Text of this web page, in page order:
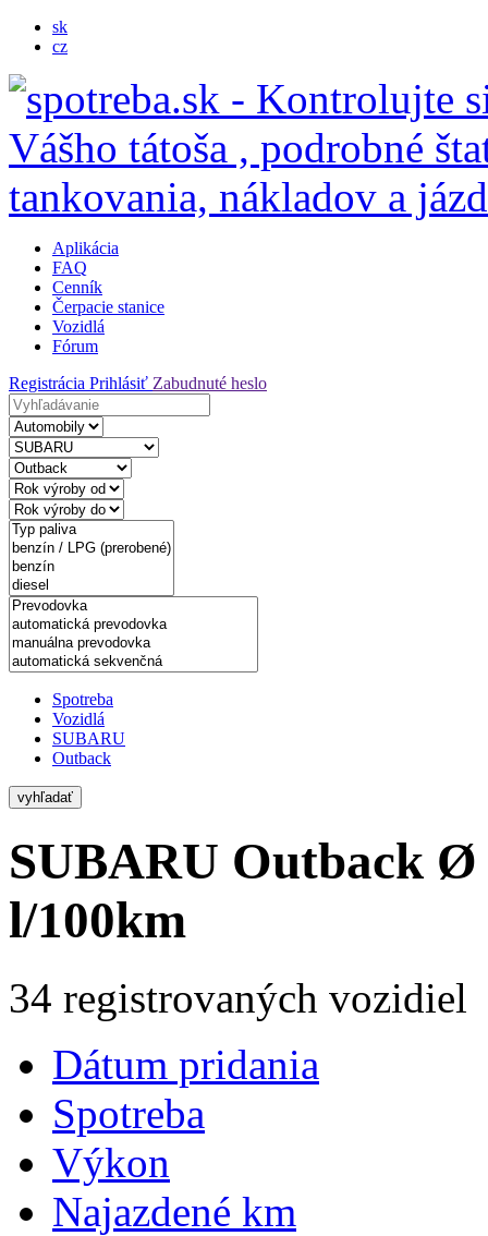
sk
cz
Aplikácia
FAQ
Cenník
Čerpacie stanice
Vozidlá
Fórum
Registrácia Prihlásiť Zabudnuté heslo
Spotreba
Vozidlá
SUBARU
Outback
vyhľadať
SUBARU Outback Ø
l/100km
34 registrovaných vozidiel
Dátum pridania
Spotreba
Výkon
Najazdené km